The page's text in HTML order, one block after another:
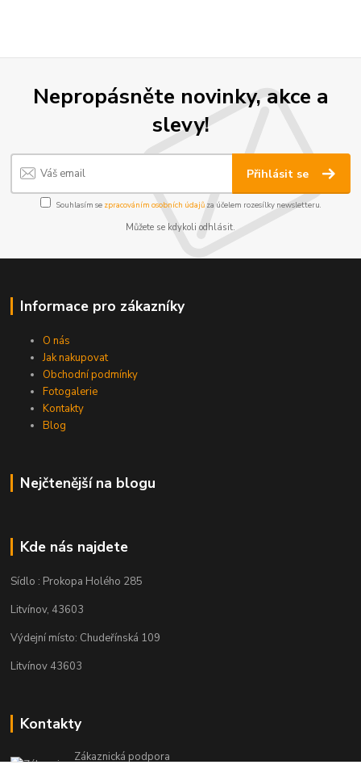
Nepropásněte novinky, akce a
slevy!
Přihlásit se
Souhlasím se zpracováním osobních údajůza účelem rozesílky newsletteru.
Můžete se kdykoli odhlásit.
Informace pro zákazníky
O nás
Jak nakupovat
Obchodní podmínky
Fotogalerie
Kontakty
Blog
Nejčtenější na blogu
Kde nás najdete
Sídlo : Prokopa Holého 285
Litvínov, 43603
Výdejní místo: Chudeřínská 109
Litvínov 43603
Kontakty
Zákaznická podpora